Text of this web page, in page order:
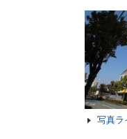
写真ラ